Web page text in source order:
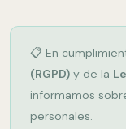
📋 En
(RGPD) y de la
informamos
personales.